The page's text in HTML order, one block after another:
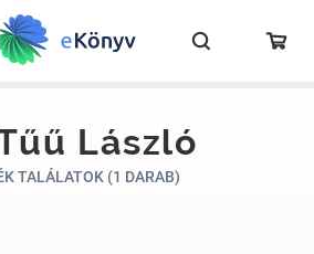
László
TALÁLATOK (1 DARAB)